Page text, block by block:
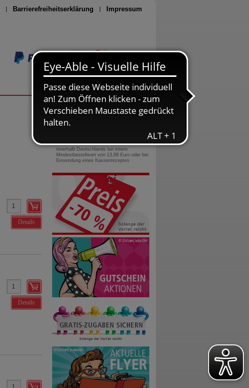
Barrierefreiheitserklärung Impressum
Seite drucken
Details
Details
0800-10 11 422
gebührenfreie Rufnummer
innerhalb Deutschlands bei einem
Mindestbestellwert von 13,99 Euro oder bei
Einsendung eines Kassenrezeptes